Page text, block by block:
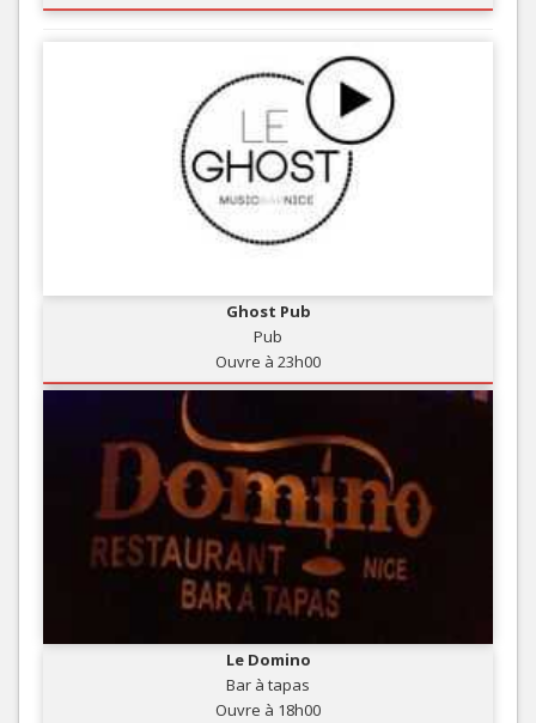
Ghost Pub
Pub
Ouvre à 23h00
Le Domino
Bar à tapas
Ouvre à 18h00